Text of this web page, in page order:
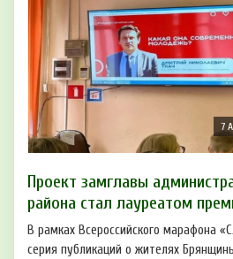
7
Проект замглавы
района стал лауреатом
В рамках Всероссийского марафона
серия публикаций о жителях